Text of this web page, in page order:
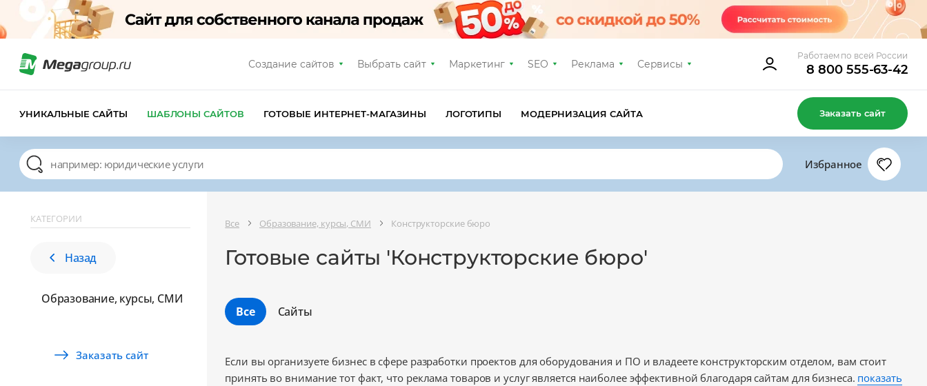
Создание сайтов Выбрать сайт Маркетинг SEO Реклама Сервисы
Работаем по всей России
8 800 555-63-42
УНИКАЛЬНЫЕ САЙТЫ ШАБЛОНЫ САЙТОВ ГОТОВЫЕ ИНТЕРНЕТ-МАГАЗИНЫ ЛОГОТИПЫ МОДЕРНИЗАЦИЯ САЙТА Заказать сайт
Избранное
КАТЕГОРИИ
Назад
Образование, курсы, СМИ
Заказать сайт
Все Образование, курсы, СМИ Конструкторские бюро
Готовые сайты 'Конструкторские бюро'
Все Сайты
Если вы организуете бизнес в сфере разработки проектов для оборудования и ПО и владеете конструкторским отделом, вам стоит
принять во внимание тот факт, что реклама товаров и услуг является наиболее эффективной благодаря сайтам для бизнеса. показать